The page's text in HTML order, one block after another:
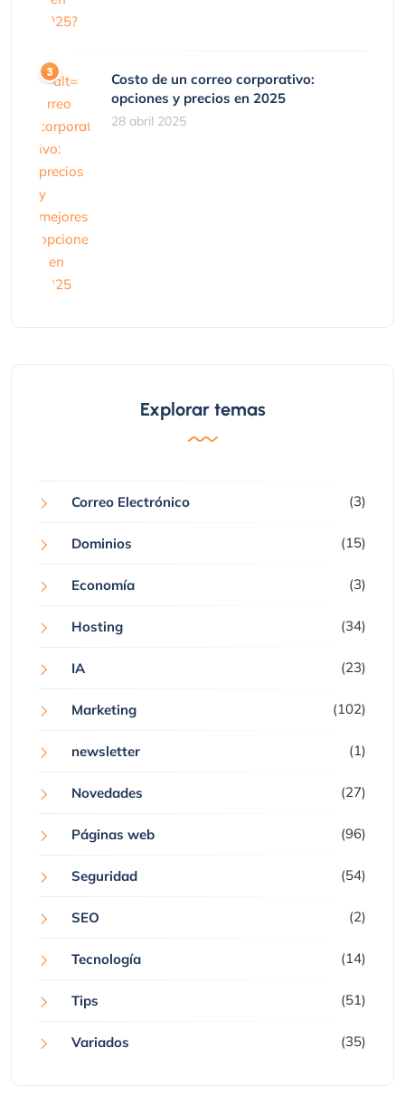
Costo de un correo corporativo:
opciones y precios en 2025
28 abril 2025
Explorar temas
Correo Electrónico (3)
Dominios (15)
Economía (3)
Hosting (34)
IA (23)
Marketing (102)
newsletter (1)
Novedades (27)
Páginas web (96)
Seguridad (54)
SEO (2)
Tecnología (14)
Tips (51)
Variados (35)